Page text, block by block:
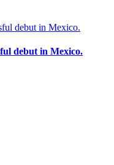
debut in Mexico.